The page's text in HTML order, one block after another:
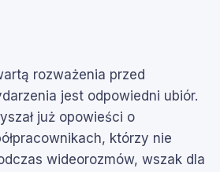
rozważenia przed
jest odpowiedni ubiór.
już opowieści o
którzy nie
wideorozmów, wszak dla